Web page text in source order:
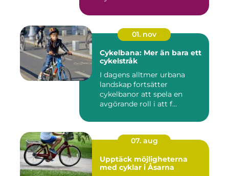
01. nov
Cykelbana: Mer än bara ett
cykelstråk
I dagens alltmer urbana
landskap fortsätter
cykelbanor att spela en
avgörande roll i att f...
07. aug
Upptäck möjligheterna
med cyklar i Åsarna